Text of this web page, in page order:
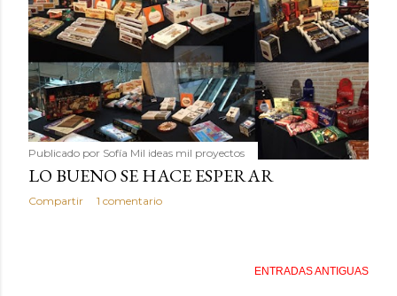
Publicado por Sofía Mil ideas mil proyectos
LO BUENO SE HACE ESPERAR
Compartir 1 comentario
ENTRADAS ANTIGUAS